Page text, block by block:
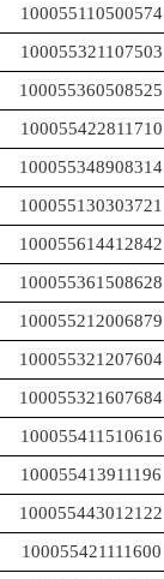
100055110500574
100055321107503
100055360508525
100055422811710
100055348908314
100055130303721
100055614412842
100055361508628
100055212006879
100055321207604
100055321607684
100055411510616
100055413911196
100055443012122
100055421111600